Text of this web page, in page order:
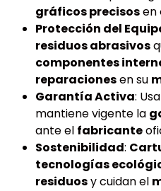
gráficos precisosen
Protección del
residuos abrasivos
componentes
reparacionesen su
Garantía Activa:
mantiene vigente la
ante el fabricante
Sostenibilidad:
tecnologías
residuosy cuidan el